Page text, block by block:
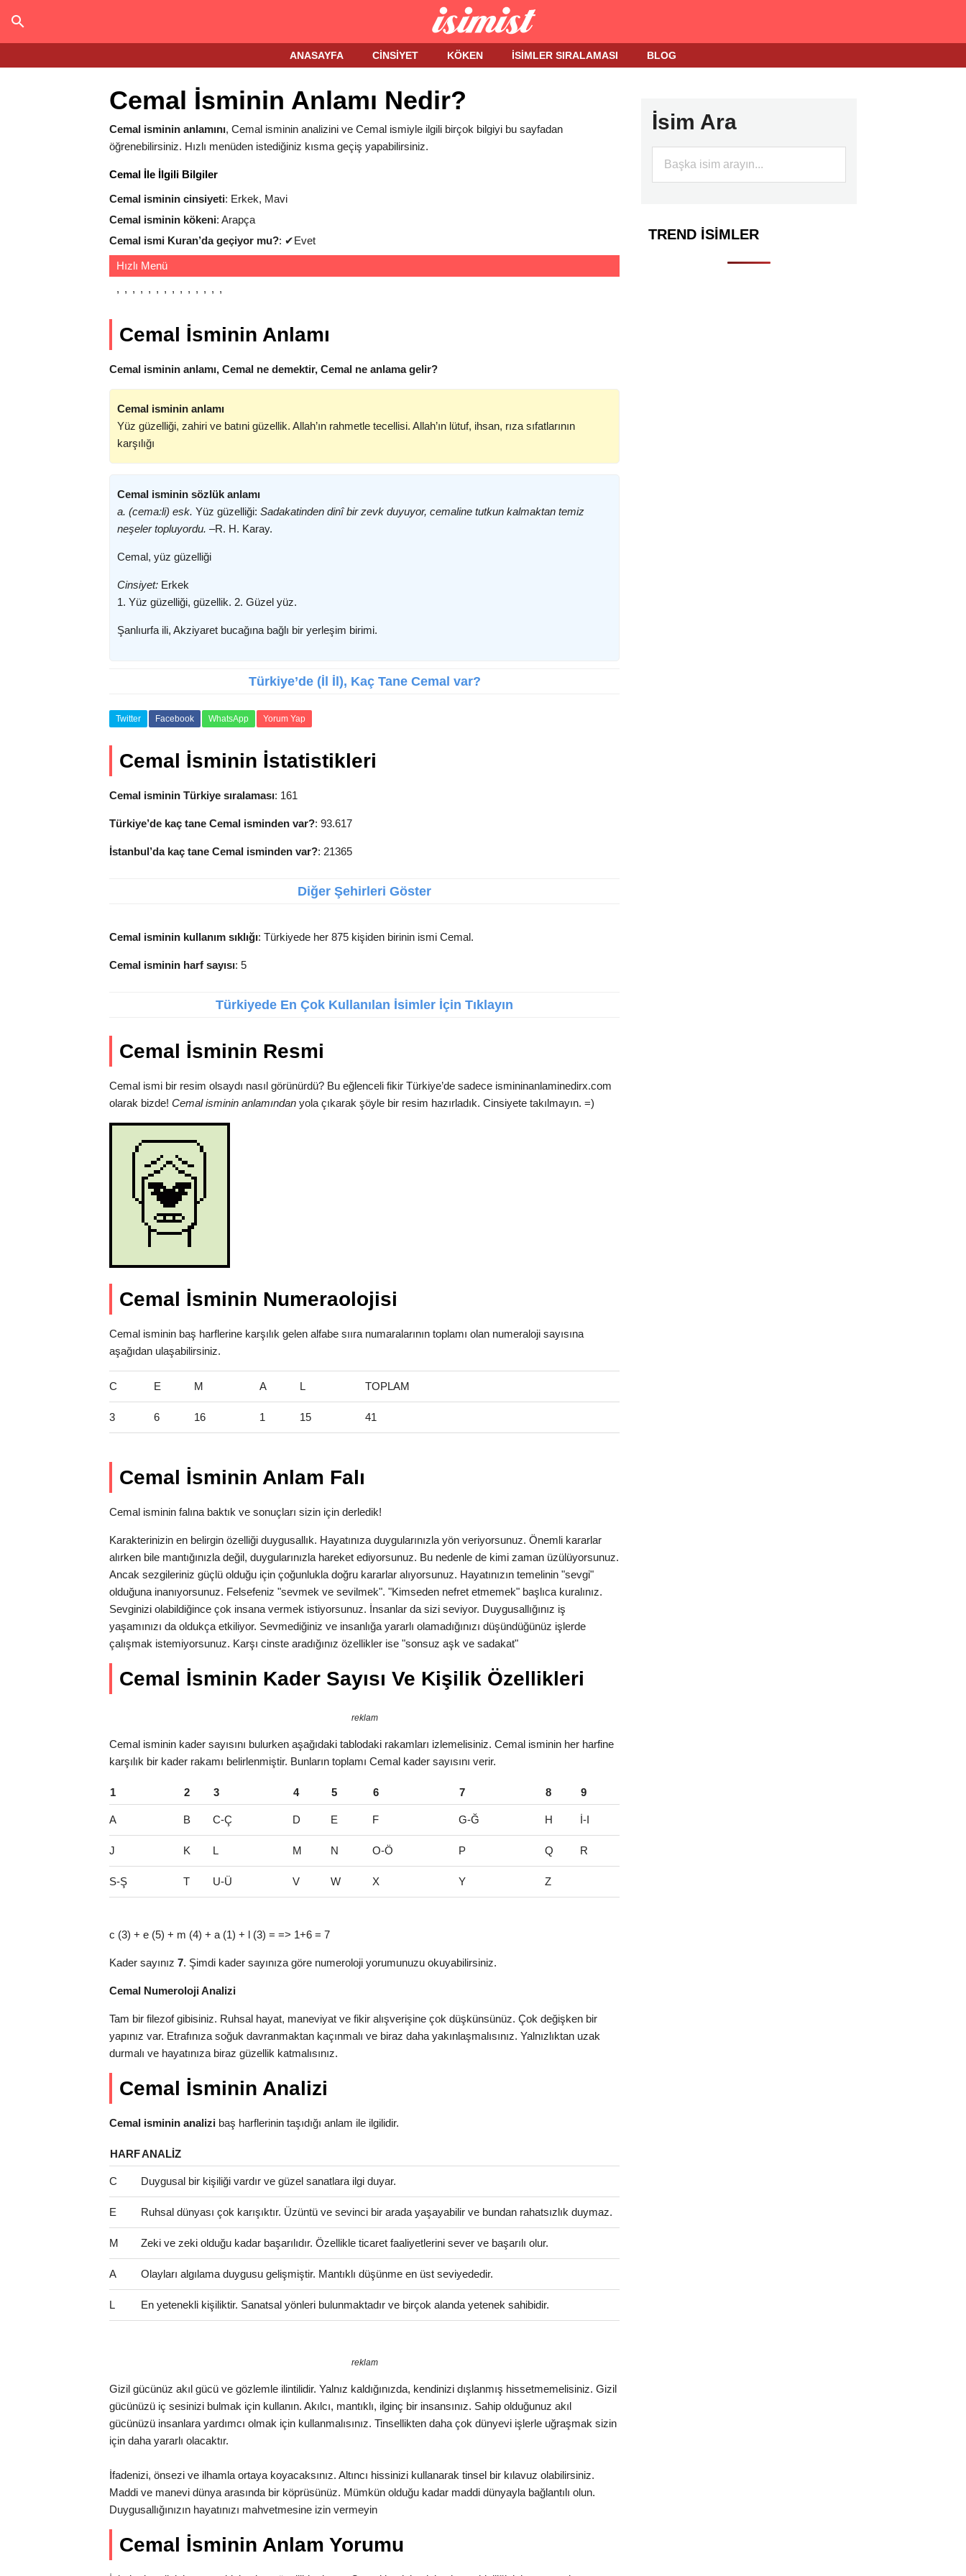
ANASAYFA CINSIYET KÖKEN İSIMLER SIRALAMASI BLOG
Cemal İsminin Anlamı Nedir?
Cemal isminin anlamını, Cemal isminin analizini ve Cemal ismiyle ilgili birçok bilgiyi bu sayfadan
öğrenebilirsiniz. Hızlı menüden istediğiniz kısma geçiş yapabilirsiniz.
Cemal İle İlgili Bilgiler
Cemal isminin cinsiyeti: Erkek, Mavi
Cemal isminin kökeni: Arapça
Cemal ismi Kuran’da geçiyor mu?: ✔Evet
Hızlı Menü
Cemal İsminin Anlamı
Cemal isminin anlamı, Cemal ne demektir, Cemal ne anlama gelir?
Cemal isminin anlamı
Yüz güzelliği, zahiri ve batıni güzellik. Allah’ın rahmetle tecellisi. Allah’ın lütuf, ihsan, rıza sıfatlarının
karşılığı
Cemal isminin sözlük anlamı
a. (cema:li) esk. Yüz güzelliği: Sadakatinden dinî bir zevk duyuyor, cemaline tutkun kalmaktan temiz
neşeler topluyordu. –R. H. Karay.
Cemal, yüz güzelliği
Cinsiyet: Erkek
1. Yüz güzelliği, güzellik. 2. Güzel yüz.
Şanlıurfa ili, Akziyaret bucağına bağlı bir yerleşim birimi.
Türkiye’de (İl İl), Kaç Tane Cemal var?
Twitter Facebook WhatsApp Yorum Yap
Cemal İsminin İstatistikleri
Cemal isminin Türkiye sıralaması: 161
Türkiye’de kaç tane Cemal isminden var?: 93.617
İstanbul’da kaç tane Cemal isminden var?: 21365
Diğer Şehirleri Göster
Cemal isminin kullanım sıklığı: Türkiyede her 875 kişiden birinin ismi Cemal.
Cemal isminin harf sayısı: 5
Türkiyede En Çok Kullanılan İsimler İçin Tıklayın
Cemal İsminin Resmi
Cemal ismi bir resim olsaydı nasıl görünürdü? Bu eğlenceli fikir Türkiye’de sadece ismininanlaminedirx.com
olarak bizde! Cemal isminin anlamından yola çıkarak şöyle bir resim hazırladık. Cinsiyete takılmayın. =)
Cemal İsminin Numeraolojisi
Cemal isminin baş harflerine karşılık gelen alfabe sııra numaralarının toplamı olan numeraloji sayısına
aşağıdan ulaşabilirsiniz.
C E M A L TOPLAM
3 6 16 1 15 41
Cemal İsminin Anlam Falı
Cemal isminin falına baktık ve sonuçları sizin için derledik!
Karakterinizin en belirgin özelliği duygusallık. Hayatınıza duygularınızla yön veriyorsunuz. Önemli kararlar
alırken bile mantığınızla değil, duygularınızla hareket ediyorsunuz. Bu nedenle de kimi zaman üzülüyorsunuz.
Ancak sezgileriniz güçlü olduğu için çoğunlukla doğru kararlar alıyorsunuz. Hayatınızın temelinin "sevgi"
olduğuna inanıyorsunuz. Felsefeniz "sevmek ve sevilmek". "Kimseden nefret etmemek" başlıca kuralınız.
Sevginizi olabildiğince çok insana vermek istiyorsunuz. İnsanlar da sizi seviyor. Duygusallığınız iş
yaşamınızı da oldukça etkiliyor. Sevmediğiniz ve insanlığa yararlı olamadığınızı düşündüğünüz işlerde
çalışmak istemiyorsunuz. Karşı cinste aradığınız özellikler ise "sonsuz aşk ve sadakat"
Cemal İsminin Kader Sayısı Ve Kişilik Özellikleri
reklam
Cemal isminin kader sayısını bulurken aşağıdaki tablodaki rakamları izlemelisiniz. Cemal isminin her harfine
karşılık bir kader rakamı belirlenmiştir. Bunların toplamı Cemal kader sayısını verir.
1 2 3 4 5 6 7 8 9
A B C-Ç D E F G-Ğ H İ-I
J K L M N O-Ö P Q R
S-Ş T U-Ü V W X Y Z
c (3) + e (5) + m (4) + a (1) + l (3) = => 1+6 = 7
Kader sayınız 7. Şimdi kader sayınıza göre numeroloji yorumunuzu okuyabilirsiniz.
Cemal Numeroloji Analizi
Tam bir filezof gibisiniz. Ruhsal hayat, maneviyat ve fikir alışverişine çok düşkünsünüz. Çok değişken bir
yapınız var. Etrafınıza soğuk davranmaktan kaçınmalı ve biraz daha yakınlaşmalısınız. Yalnızlıktan uzak
durmalı ve hayatınıza biraz güzellik katmalısınız.
Cemal İsminin Analizi
Cemal isminin analizi baş harflerinin taşıdığı anlam ile ilgilidir.
HARFANALIZ
C Duygusal bir kişiliği vardır ve güzel sanatlara ilgi duyar.
E Ruhsal dünyası çok karışıktır. Üzüntü ve sevinci bir arada yaşayabilir ve bundan rahatsızlık duymaz.
M Zeki ve zeki olduğu kadar başarılıdır. Özellikle ticaret faaliyetlerini sever ve başarılı olur.
A Olayları algılama duygusu gelişmiştir. Mantıklı düşünme en üst seviyededir.
L En yetenekli kişiliktir. Sanatsal yönleri bulunmaktadır ve birçok alanda yetenek sahibidir.
reklam
Gizil gücünüz akıl gücü ve gözlemle ilintilidir. Yalnız kaldığınızda, kendinizi dışlanmış hissetmemelisiniz. Gizil
gücünüzü iç sesinizi bulmak için kullanın. Akılcı, mantıklı, ilginç bir insansınız. Sahip olduğunuz akıl
gücünüzü insanlara yardımcı olmak için kullanmalısınız. Tinsellikten daha çok dünyevi işlerle uğraşmak sizin
için daha yararlı olacaktır.
İfadenizi, önsezi ve ilhamla ortaya koyacaksınız. Altıncı hissinizi kullanarak tinsel bir kılavuz olabilirsiniz.
Maddi ve manevi dünya arasında bir köprüsünüz. Mümkün olduğu kadar maddi dünyayla bağlantılı olun.
Duygusallığınızın hayatınızı mahvetmesine izin vermeyin
Cemal İsminin Anlam Yorumu
İsim Ara
TREND İSIMLER